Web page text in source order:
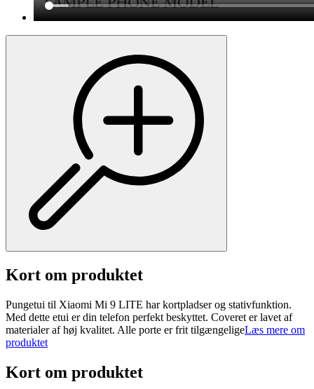
Kort om produktet
Pungetui til Xiaomi Mi 9 LITE har kortpladser og stativfunktion.
Med dette etui er din telefon perfekt beskyttet. Coveret er lavet af
materialer af høj kvalitet. Alle porte er frit tilgængeligeLæs mere om
produktet
Kort om produktet